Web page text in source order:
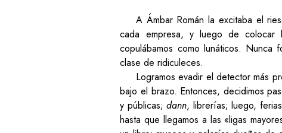
A Ámbar Román la excitaba el
cada empresa, y luego de colocar
copulábamos como lunáticos. Nunca
clase de ridiculeces.
Logramos evadir el detector más
bajo el brazo. Entonces, decidimos
y públicas;dann, librerías; luego,
hasta que llegamos a las «ligas